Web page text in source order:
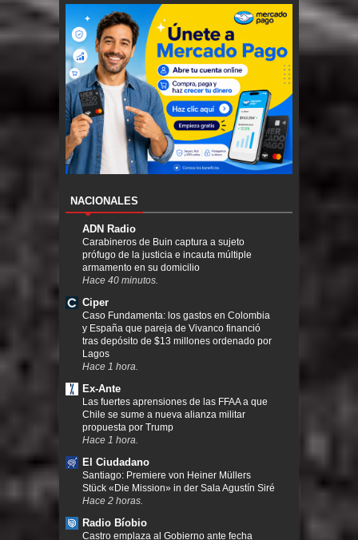
NACIONALES
ADN Radio
Carabineros de Buin captura a sujeto
prófugo de la justicia e incauta múltiple
armamento en su domicilio
Hace 40 minutos.
Ciper
Caso Fundamenta: los gastos en Colombia
y España que pareja de Vivanco financió
tras depósito de $13 millones ordenado por
Lagos
Hace 1 hora.
Ex-Ante
Las fuertes aprensiones de las FFAA a que
Chile se sume a nueva alianza militar
propuesta por Trump
Hace 1 hora.
El Ciudadano
Santiago: Premiere von Heiner Müllers
Stück «Die Mission» in der Sala Agustín Siré
Hace 2 horas.
Radio Bíobio
Castro emplaza al Gobierno ante fecha